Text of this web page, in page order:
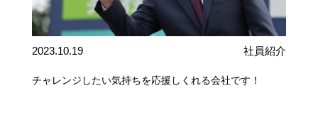
2023.10.19 社員紹介
チャレンジしたい気持ちを応援しくれる会社です！